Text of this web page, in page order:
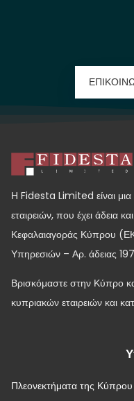
Η Fidesta Limited είναι μια
εταιρειών, που έχει άδεια
Κεφαλαιαγοράς Κύπρου
Υπηρεσιών – Αρ. άδειας
Βρισκόμαστε στην Κύπρο
κυπριακών εταιρειών και
Πλεονεκτήματα της Κύπρου